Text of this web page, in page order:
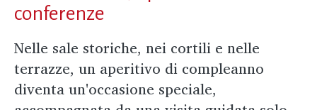
conferenze
Nelle sale storiche, nei cortili e nelle
terrazze, un aperitivo di compleanno
diventa un'occasione speciale,